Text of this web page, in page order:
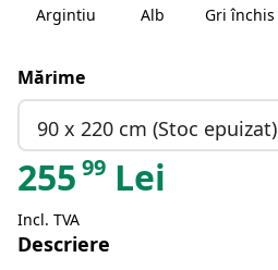
Argintiu Alb Gri închis
Mărime
90 x 220 cm (Stoc epuizat)
255 99 Lei
Incl. TVA
Descriere